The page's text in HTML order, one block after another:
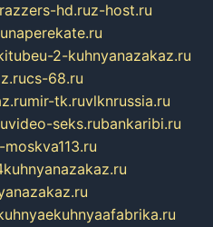
hd.ruz-host.ru
naperekate.ru
2-kuhnyanazakaz.ru
cs-68.ru
mir-tk.ruvlknrussia.ru
video-seks.rubankaribi.ru